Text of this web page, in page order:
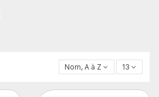
Nom, A à Z 13